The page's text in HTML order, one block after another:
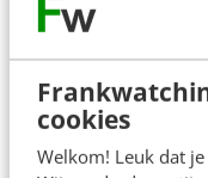
cookies
Welkom! Leuk dat
Nemen
winkelstraat
Column - Het
Schippers hier
ziet. Het Grote